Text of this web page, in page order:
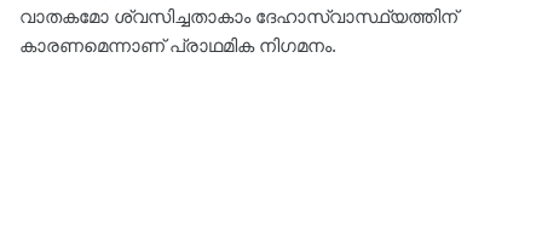
വാതകമോ ശ്വസിച്ചതാകാം ദേഹാസ്വാസ്ഥ്യത്തിന്
കാരണമെന്നാണ് പ്രാഥമിക നിഗമനം.